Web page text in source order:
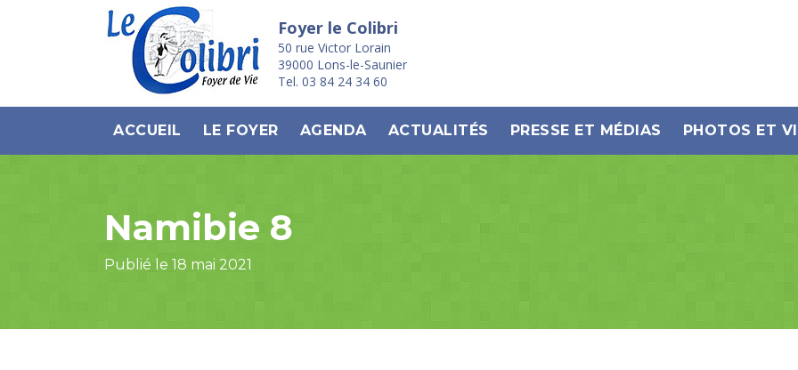
Foyer le Colibri
50 rue Victor Lorain
39000 Lons-le-Saunier
Tel. 03 84 24 34 60
ACCUEIL LE FOYER AGENDA ACTUALITÉS PRESSE ET MÉDIAS PHOTOS ET
Namibie 8
Publié le 18 mai 2021